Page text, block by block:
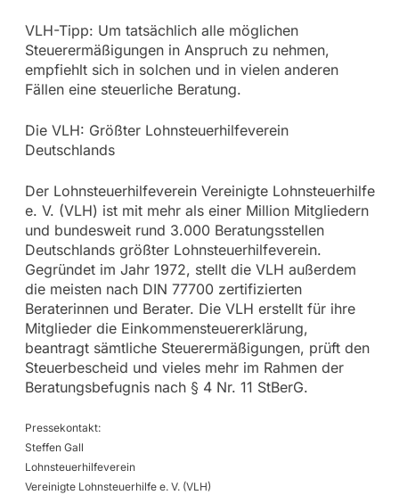
VLH-Tipp: Um tatsächlich alle möglichen
Steuerermäßigungen in Anspruch zu nehmen,
empfiehlt sich in solchen und in vielen anderen
Fällen eine steuerliche Beratung.
Die VLH: Größter Lohnsteuerhilfeverein
Deutschlands
Der Lohnsteuerhilfeverein Vereinigte Lohnsteuerhilfe
e. V. (VLH) ist mit mehr als einer Million Mitgliedern
und bundesweit rund 3.000 Beratungsstellen
Deutschlands größter Lohnsteuerhilfeverein.
Gegründet im Jahr 1972, stellt die VLH außerdem
die meisten nach DIN 77700 zertifizierten
Beraterinnen und Berater. Die VLH erstellt für ihre
Mitglieder die Einkommensteuererklärung,
beantragt sämtliche Steuerermäßigungen, prüft den
Steuerbescheid und vieles mehr im Rahmen der
Beratungsbefugnis nach § 4 Nr. 11 StBerG.
Pressekontakt:
Steffen Gall
Lohnsteuerhilfeverein
Vereinigte Lohnsteuerhilfe e. V. (VLH)